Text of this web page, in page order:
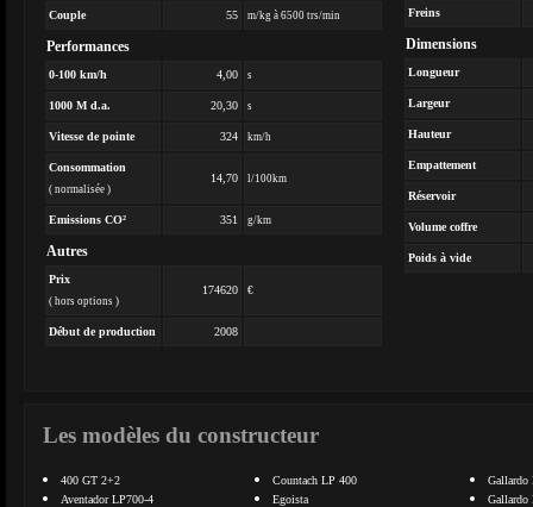
Couple 55 m/kg à 6500 trs/min
Performances
0-100 km/h 4,00 s
1000 M d.a. 20,30 s
Vitesse de pointe 324 km/h
Consommation
( normalisée )
14,70 l/100km
Emissions CO² 351 g/km
Autres
Prix
( hors options )
174620 €
Début de production 2008
Freins
Dimensions
Longueur
Largeur
Hauteur
Empattement
Réservoir
Volume coffre
Poids à vide
Les modèles du constructeur
400 GT 2+2
Aventador LP700-4
Countach LP 400
Egoista
Gallardo
Gallardo